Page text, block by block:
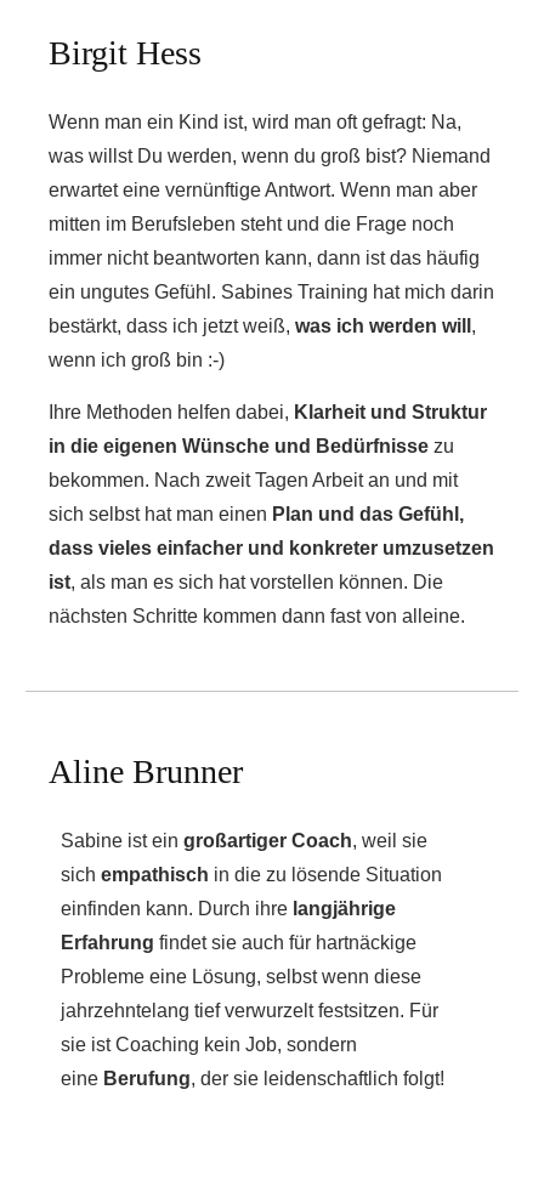
Birgit Hess
Wenn man ein Kind ist, wird man oft gefragt: Na,
was willst Du werden, wenn du groß bist? Niemand
erwartet eine vernünftige Antwort. Wenn man aber
mitten im Berufsleben steht und die Frage noch
immer nicht beantworten kann, dann ist das häufig
ein ungutes Gefühl. Sabines Training hat mich darin
bestärkt, dass ich jetzt weiß, was ich werden will ,
wenn ich groß bin :-)
Ihre Methoden helfen dabei, Klarheit und Struktur
in die eigenen Wünsche und Bedürfnisse zu
bekommen. Nach zweit Tagen Arbeit an und mit
sich selbst hat man einen Plan und das Gefühl,
dass vieles einfacher und konkreter umzusetzen
ist, als man es sich hat vorstellen können. Die
nächsten Schritte kommen dann fast von alleine.
Aline Brunner
Sabine ist ein großartiger Coach, weil sie
sich empathisch in die zu lösende Situation
einfinden kann. Durch ihre langjährige
Erfahrung findet sie auch für hartnäckige
Probleme eine Lösung, selbst wenn diese
jahrzehntelang tief verwurzelt festsitzen. Für
sie ist Coaching kein Job, sondern
eine Berufung, der sie leidenschaftlich folgt!